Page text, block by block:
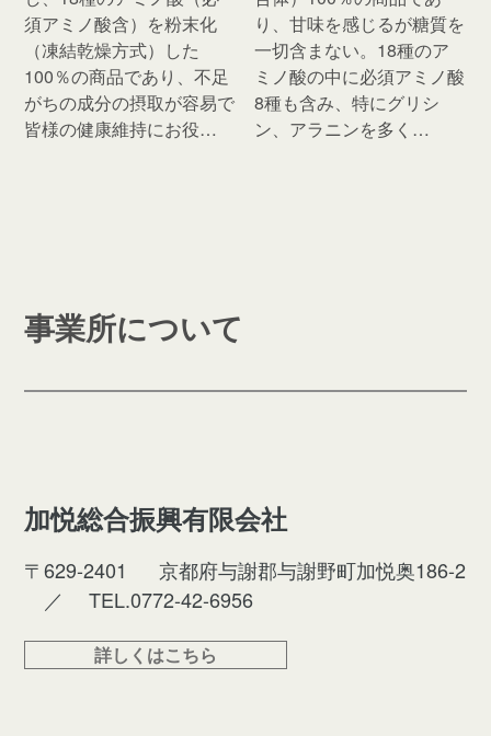
須アミノ酸含）を粉末化
（凍結乾燥方式）した
100％の商品であり、不足
がちの成分の摂取が容易で
皆様の健康維持にお役…
り、甘味を感じるが糖質を
一切含まない。18種のア
ミノ酸の中に必須アミノ酸
8種も含み、特にグリシ
ン、アラニンを多く…
事業所について
加悦総合振興有限会社
〒629-2401
京都府与謝郡与謝野町加悦奥186-2
／
TEL.0772-42-6956
詳しくはこちら